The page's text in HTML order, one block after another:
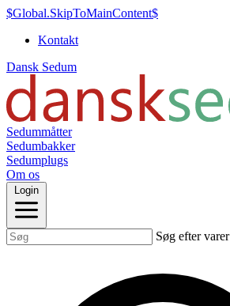
$Global.SkipToMainContent$
Kontakt
Dansk Sedum
Sedummåtter
Sedumbakker
Sedumplugs
Om os
Login
Søg efter varer